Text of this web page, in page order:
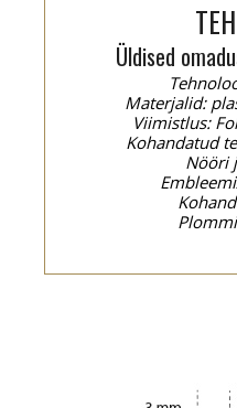
Üldised
Materjalid:
Viimistlus:
Kohandatud
Nööri